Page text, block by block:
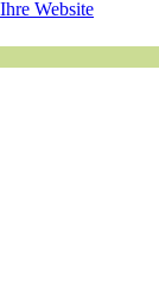
Website